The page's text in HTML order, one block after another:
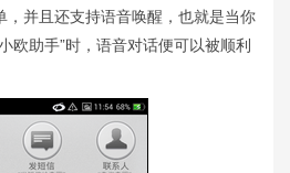
并且还支持语音唤醒，也就是当你
欧助手”时，语音对话便可以被顺利